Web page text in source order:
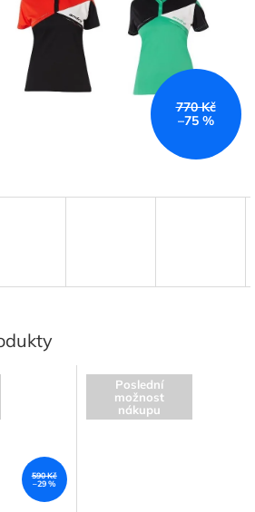
770 Kč
–75 %
590 Kč
–29 %
Poslední
možnost
nákupu